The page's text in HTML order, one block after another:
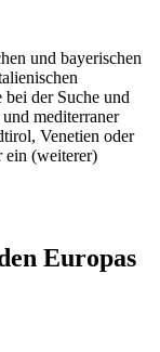
und bayerischen
der Suche und
mediterraner
Venetien oder
ein (weiterer)
Europas